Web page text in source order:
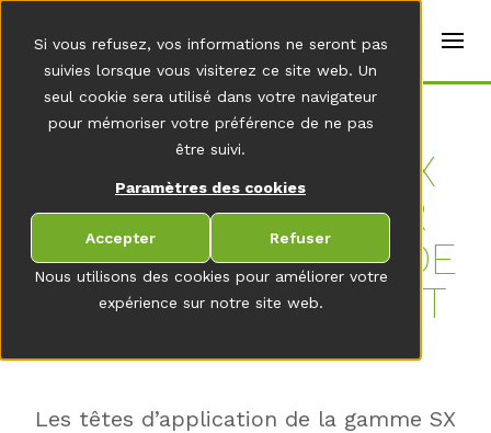
Nous utilisons des cookies pour améliorer votre
expérience sur notre site web.
Si vous refusez, vos informations ne seront pas
suivies lorsque vous visiterez ce site web. Un
seul cookie sera utilisé dans votre navigateur
pour mémoriser votre préférence de ne pas
être suivi.
Paramètres des cookies
Accepter Refuser
t
r
s
E
n
Home
SX DIA­MOND ET SX
LON­GLI­FE – POUR
UNE AP­P­LI­CA­TI­ON DE
COL­LE DURA­BLE ET
PRÉCISE
Les têtes d’application de la gamme SX